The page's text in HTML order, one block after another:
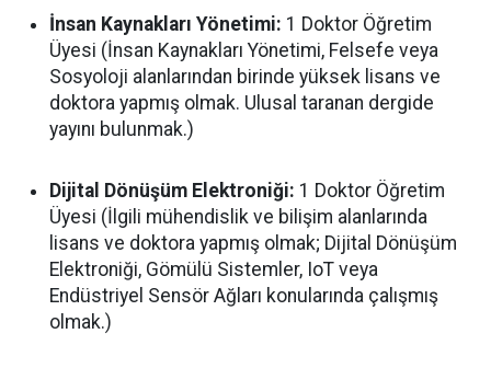
İnsan Kaynakları Yönetimi: 1 Doktor Öğretim
Üyesi (İnsan Kaynakları Yönetimi, Felsefe veya
Sosyoloji alanlarından birinde yüksek lisans ve
doktora yapmış olmak. Ulusal taranan dergide
yayını bulunmak.)
Dijital Dönüşüm Elektroniği: 1 Doktor Öğretim
Üyesi (İlgili mühendislik ve bilişim alanlarında
lisans ve doktora yapmış olmak; Dijital Dönüşüm
Elektroniği, Gömülü Sistemler, IoT veya
Endüstriyel Sensör Ağları konularında çalışmış
olmak.)